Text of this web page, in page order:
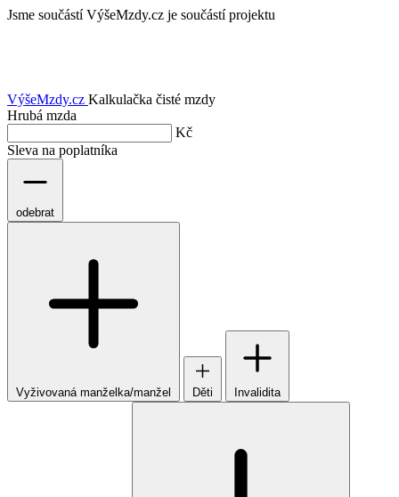
Jsme součástí VýšeMzdy.cz je součástí projektu
VýšeMzdy.cz Kalkulačka čisté mzdy
Hrubá mzda
Kč
Sleva na poplatníka
odebrat
Vyživovaná manželka/manžel Děti Invalidita